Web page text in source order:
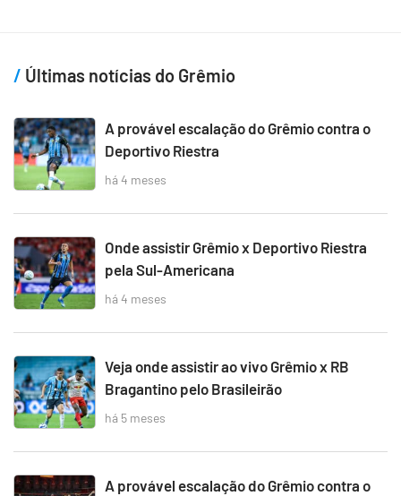
Últimas notícias do Grêmio
A provável escalação do Grêmio contra o
Deportivo Riestra
há 4 meses
Onde assistir Grêmio x Deportivo Riestra
pela Sul-Americana
há 4 meses
Veja onde assistir ao vivo Grêmio x RB
Bragantino pelo Brasileirão
há 5 meses
A provável escalação do Grêmio contra o